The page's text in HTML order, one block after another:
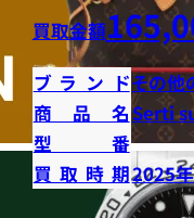
買取金額
ブランドその他
商品名Serti
型番
買取時期2025